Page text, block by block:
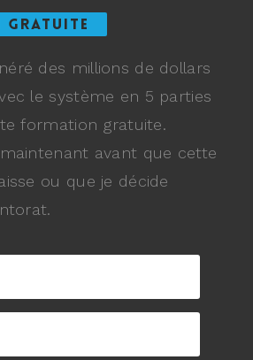
GRATUITE
des millions de dollars
le système en 5 parties
formation gratuite.
avant que cette
ou que je décide